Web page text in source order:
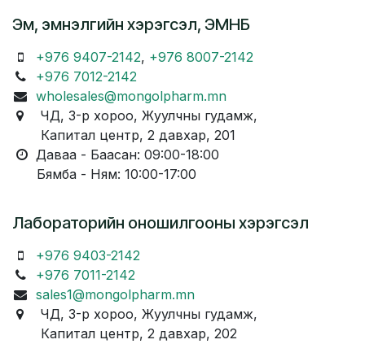
Эм, эмнэлгийн хэрэгсэл, ЭМНБ
+976 9407-2142, +976 8007-2142
+976 7012-2142
wholesales@mongolpharm.mn
ЧД, 3-р хороо, Жуулчны гудамж,
Капитал центр, 2 давхар, 201
Даваа - Баасан: 09:00-18:00
Бямба - Ням: 10:00-17:00
Лабораторийн оношилгооны хэрэгсэл
+976 9403-2142
+976 7011-2142
sales1@mongolpharm.mn
ЧД, 3-р хороо, Жуулчны гудамж,
Капитал центр, 2 давхар, 202